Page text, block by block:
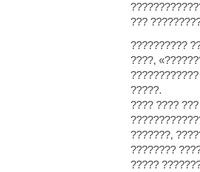
???
??????????
????,
?????.
???? ????
???????,
????????
?????